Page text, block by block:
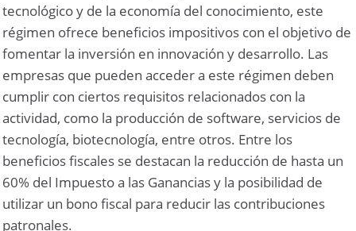
tecnológico y de la economía del conocimiento, este
régimen ofrece beneficios impositivos con el objetivo de
fomentar la inversión en innovación y desarrollo. Las
empresas que pueden acceder a este régimen deben
cumplir con ciertos requisitos relacionados con la
actividad, como la producción de software, servicios de
tecnología, biotecnología, entre otros. Entre los
beneficios fiscales se destacan la reducción de hasta un
60% del Impuesto a las Ganancias y la posibilidad de
utilizar un bono fiscal para reducir las contribuciones
patronales.